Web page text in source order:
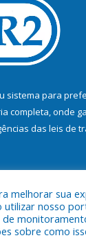
sistema para
completa, onde
das leis de
melhorar sua
utilizar nosso
sobre como